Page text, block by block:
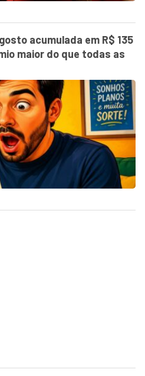
acumulada em R$ 135
maior do que todas as